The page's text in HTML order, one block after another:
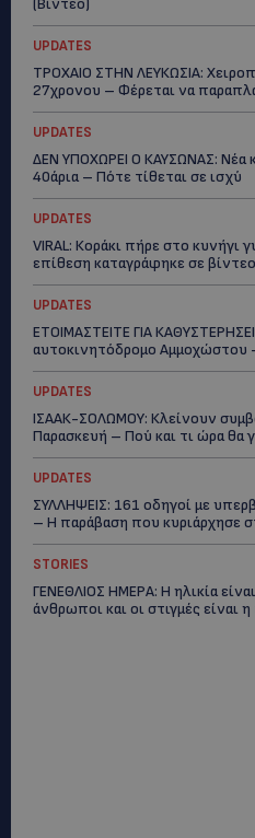
(Βίντεο)
UPDATES
ΤΡΟΧΑΙΟ ΣΤΗΝ ΛΕΥΚΩΣΙΑ:
27χρονου – Φέρεται να
UPDATES
ΔΕΝ ΥΠΟΧΩΡΕΙ Ο ΚΑΥΣΩΝΑΣ: Νέα
40άρια – Πότε τίθεται σε ισχύ
UPDATES
VIRAL: Κοράκι πήρε στο κυνήγι
επίθεση καταγράφηκε σε βίντεο
UPDATES
ΕΤΟΙΜΑΣΤΕΙΤΕ ΓΙΑ
αυτοκινητόδρομο Αμμοχώστου
UPDATES
ΙΣΑΑΚ-ΣΟΛΩΜΟΥ: Κλείνουν
Παρασκευή – Πού και τι ώρα θα
UPDATES
ΣΥΛΛΗΨΕΙΣ: 161 οδηγοί με
– Η παράβαση που κυριάρχησε
STORIES
ΓΕΝΕΘΛΙΟΣ ΗΜΕΡΑ: Η ηλικία
άνθρωποι και οι στιγμές είναι